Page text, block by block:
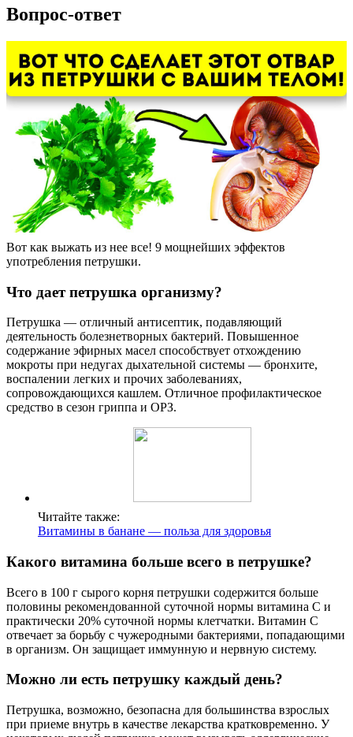
Вопрос-ответ
Вот как выжать из нее все! 9 мощнейших эффектов
употребления петрушки.
Что дает петрушка организму?
Петрушка — отличный антисептик, подавляющий
деятельность болезнетворных бактерий. Повышенное
содержание эфирных масел способствует отхождению
мокроты при недугах дыхательной системы — бронхите,
воспалении легких и прочих заболеваниях,
сопровождающихся кашлем. Отличное профилактическое
средство в сезон гриппа и ОРЗ.
Читайте также:
Витамины в банане — польза для здоровья
Какого витамина больше всего в петрушке?
Всего в 100 г сырого корня петрушки содержится больше
половины рекомендованной суточной нормы витамина C и
практически 20% суточной нормы клетчатки. Витамин C
отвечает за борьбу с чужеродными бактериями, попадающими
в организм. Он защищает иммунную и нервную систему.
Можно ли есть петрушку каждый день?
Петрушка, возможно, безопасна для большинства взрослых
при приеме внутрь в качестве лекарства кратковременно. У